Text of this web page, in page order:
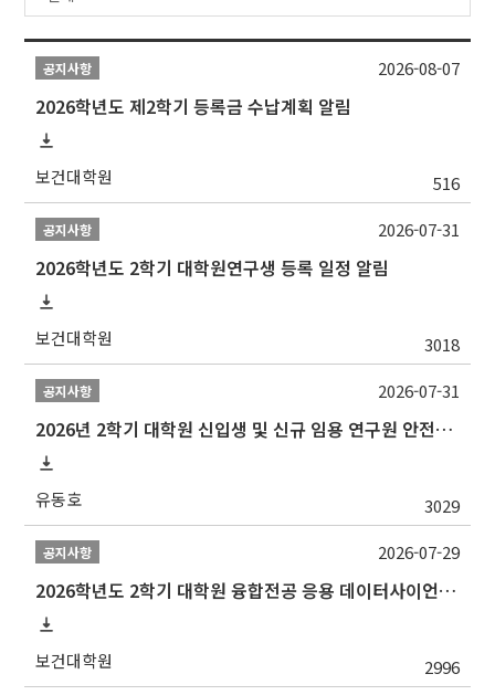
공지사항
2026학년도 제2학기 등록금 수납계획 알림
보건대학원 516
2026-08-07
공지사항
2026학년도 2학기 대학원연구생 등록 일정 알림
보건대학원 3018
2026-07-31
공지사항
2026년 2학기 대학원 신입생 및 신규 임용 연구원 안전환경교육(신규교육) 실시 안내
유동호 3029
2026-07-31
공지사항
2026학년도 2학기 대학원 융합전공 응용 데이터사이언스 선발 계획 알림
보건대학원 2996
2026-07-29